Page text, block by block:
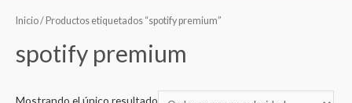
Inicio/ Productos etiquetados “spotify premium”
spotify premium
Mostrando el único resultado